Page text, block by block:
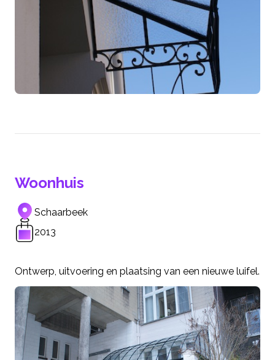
Woonhuis
Schaarbeek
2013
Ontwerp, uitvoering en plaatsing van een nieuwe luifel.